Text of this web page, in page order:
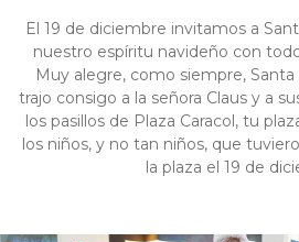
El 19 de diciembre invitamos a
nuestro espíritu navideño con
Muy alegre, como siempre,
trajo consigo a la señora Claus y a
los pasillos de Plaza Caracol, tu
los niños, y no tan niños, que
la plaza el 19 de